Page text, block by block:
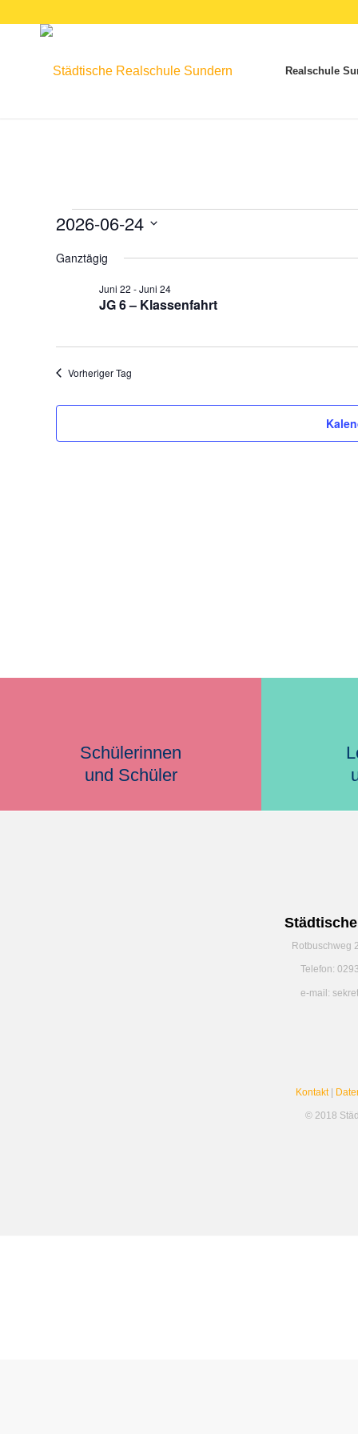
Realschule
Veranstaltungen
für
Juni
2026
2026-06-24
wählen.
Ganztägig
JG 6 – Klassenfahrt
Juni 22 -Juni 24
Vorheriger Tag
Schülerinnen
und Schüler
Rotbuschweg
Telefon:
e-mail:
Kontakt|
© 2018